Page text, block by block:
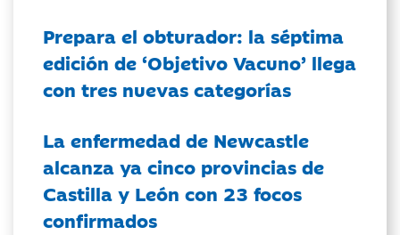
Prepara el obturador: la séptima
edición de ‘Objetivo Vacuno’ llega
con tres nuevas categorías
La enfermedad de Newcastle
alcanza ya cinco provincias de
Castilla y León con 23 focos
confirmados